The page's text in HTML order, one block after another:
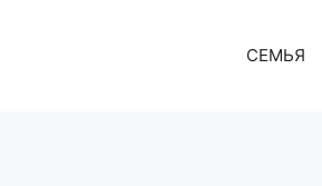
СЕМЬЯ